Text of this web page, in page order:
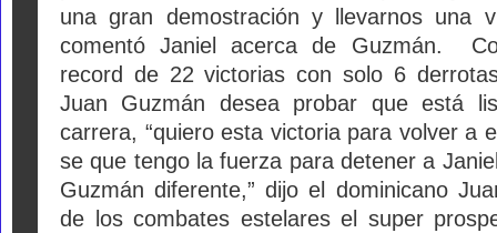
una gran demostración y llevarnos una
comentó Janiel acerca de Guzmán.
record de 22 victorias con solo 6
Juan Guzmán desea probar que está
carrera, “quiero esta victoria para volver a
se que tengo la fuerza para detener a
Guzmán diferente,” dijo el dominicano
de los combates estelares el super